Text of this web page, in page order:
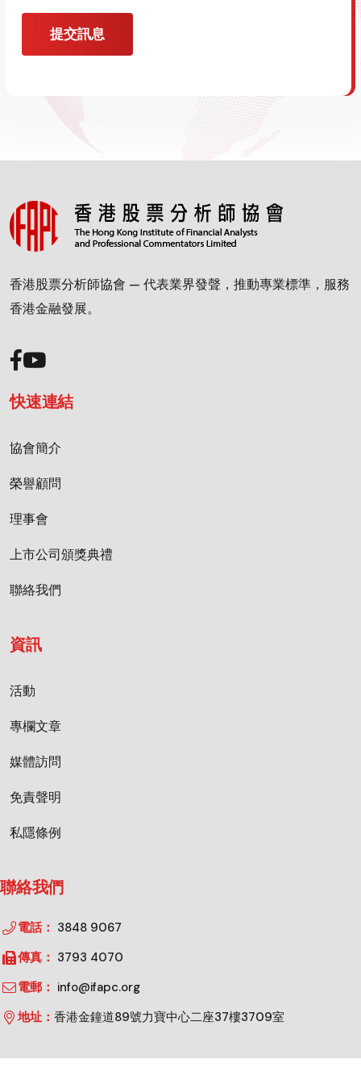
提交訊息
香港股票分析師協會 — 代表業界發聲，推動專業標準，服務
香港金融發展。
快速連結
協會簡介
榮譽顧問
理事會
上市公司頒獎典禮
聯絡我們
資訊
活動
專欄文章
媒體訪問
免責聲明
私隱條例
聯絡我們
電話： 3848 9067
傳真： 3793 4070
電郵： info@ifapc.org
地址： 香港金鐘道89號力寶中心二座37樓3709室